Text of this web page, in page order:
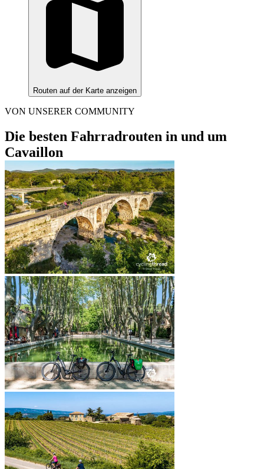
Routen auf der Karte anzeigen
VON UNSERER COMMUNITY
Die besten Fahrradrouten in und um
Cavaillon